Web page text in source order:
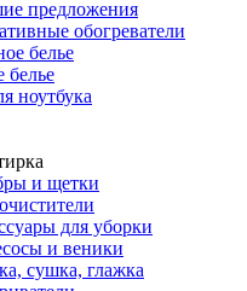
предложения
обогреватели
белье
ноутбука
и щетки
для уборки
и веники
сушка, глажка